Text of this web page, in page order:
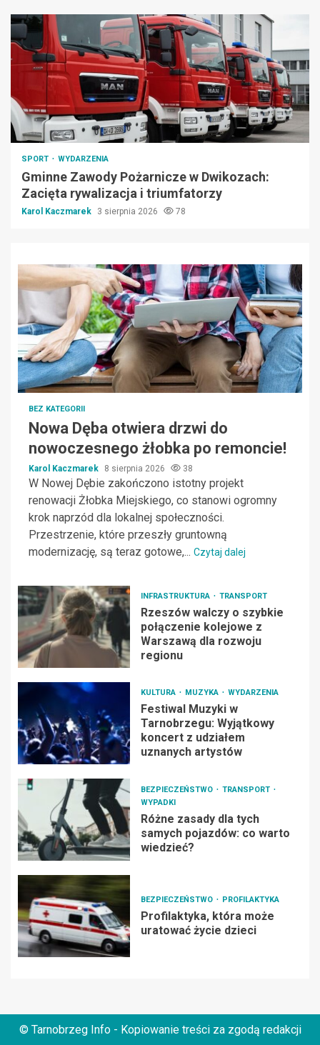
SPORT WYDARZENIA
Gminne Zawody Pożarnicze w Dwikozach:
Zacięta rywalizacja i triumfatorzy
Karol Kaczmarek 3 sierpnia 2026 78
BEZ KATEGORII
Nowa Dęba otwiera drzwi do
nowoczesnego żłobka po remoncie!
Karol Kaczmarek 8 sierpnia 2026 38
W Nowej Dębie zakończono istotny projekt
renowacji Żłobka Miejskiego, co stanowi ogromny
krok naprzód dla lokalnej społeczności.
Przestrzenie, które przeszły gruntowną
modernizację, są teraz gotowe,... Czytaj dalej
INFRASTRUKTURA TRANSPORT
Rzeszów walczy o szybkie
połączenie kolejowe z
Warszawą dla rozwoju
regionu
KULTURA MUZYKA WYDARZENIA
Festiwal Muzyki w
Tarnobrzegu: Wyjątkowy
koncert z udziałem
uznanych artystów
BEZPIECZEŃSTWO
TRANSPORT
WYPADKI
Różne zasady dla tych
samych pojazdów: co warto
wiedzieć?
BEZPIECZEŃSTWO PROFILAKTYKA
Profilaktyka, która może
uratować życie dzieci
© Tarnobrzeg Info - Kopiowanie treści za zgodą redakcji